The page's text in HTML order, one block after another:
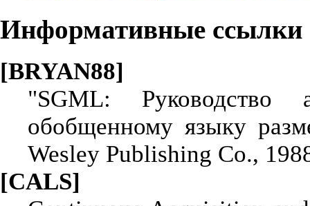
Информативные ссылки
[BRYAN88]
"SGML: Руководство
обобщенному языку
Wesley Publishing Co.,
[CALS]